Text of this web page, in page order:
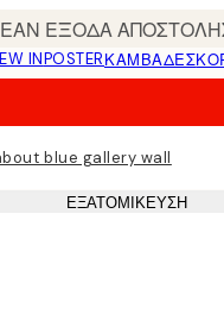
ΕΞΟΔΑ
INPOSTERΚΑΜΒΆΔΕΣ
blue gallery wall
ΕΞΑΤΟΜΊΚΕΥΣΗ